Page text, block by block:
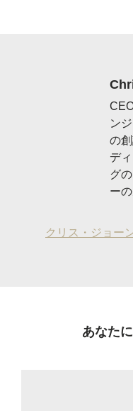
ン
の
デ
グ
ーの
クリス・ジョー
あなた